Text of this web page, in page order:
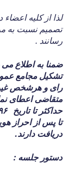
لذا از کلیه
تصمیم نسبت به
رسانند .
رای و هرشخص
متقاضی اعطای
حداکثر تا تاریخ
تا پس از احراز
دریافت دارند.
دستور جلسه :